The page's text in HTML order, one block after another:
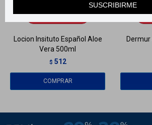
SUSCRIBIRME
LlegaMAÑANA
Locion Insituto Español Aloe
Vera 500ml
$ 512